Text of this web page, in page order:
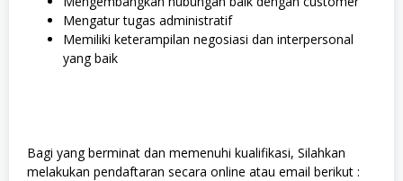
Mengatur tugas administratif
Memiliki keterampilan negosiasi dan interpersonal
yang baik
Bagi yang berminat dan memenuhi kualifikasi, Silahkan
melakukan pendaftaran secara online atau email berikut :